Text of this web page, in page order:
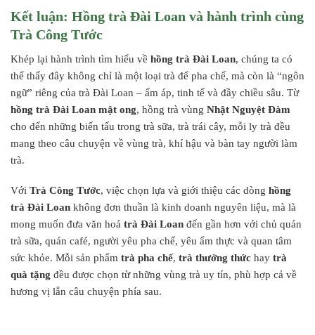
Kết luận: Hồng trà Đài Loan và hành trình cùng
Trà Công Tước
Khép lại hành trình tìm hiểu về hồng trà Đài Loan, chúng ta có
thể thấy đây không chỉ là một loại trà để pha chế, mà còn là “ngôn
ngữ” riêng của trà Đài Loan – ấm áp, tinh tế và đầy chiều sâu. Từ
hồng trà Đài Loan mật ong, hồng trà vùng Nhật Nguyệt Đàm
cho đến những biến tấu trong trà sữa, trà trái cây, mỗi ly trà đều
mang theo câu chuyện về vùng trà, khí hậu và bàn tay người làm
trà.
Với Trà Công Tước, việc chọn lựa và giới thiệu các dòng hồng
trà Đài Loan không đơn thuần là kinh doanh nguyên liệu, mà là
mong muốn đưa văn hoá trà Đài Loan đến gần hơn với chủ quán
trà sữa, quán café, người yêu pha chế, yêu ẩm thực và quan tâm
sức khỏe. Mỗi sản phẩm trà pha chế, trà thưởng thức hay trà
quà tặng đều được chọn từ những vùng trà uy tín, phù hợp cả về
hương vị lẫn câu chuyện phía sau.